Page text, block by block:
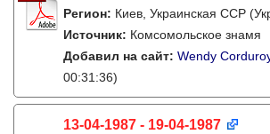
Регион: Киев, Украинская ССР
Источник: Комсомольское знамя
Добавил на сайт: Wendy
00:31:36)
13-04-1987 - 19-04-1987